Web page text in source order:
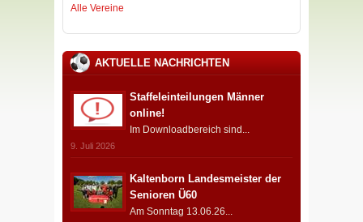
Alle Vereine
AKTUELLE NACHRICHTEN
Staffeleinteilungen Männer
online!
Im Downloadbereich sind...
9. Juli 2026
Kaltenborn Landesmeister der
Senioren Ü60
Am Sonntag 13.06.26...